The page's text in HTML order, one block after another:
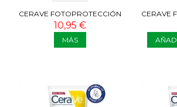
CERAVE FOTOPROTECCIÓN
SPF50 75ML
10,95 €
MÁS
CERAVE